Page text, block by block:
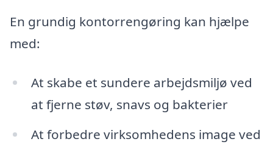
En grundig kontorrengøring kan hjælpe
med:
At skabe et sundere arbejdsmiljø ved
at fjerne støv, snavs og bakterier
At forbedre virksomhedens image ved